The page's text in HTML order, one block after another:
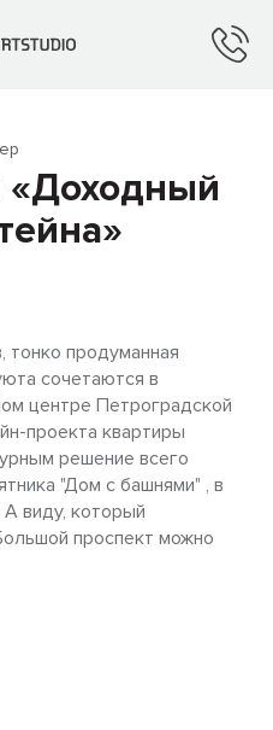
«Доходный
тонко продуманная
сочетаются в
центре Петроградской
проекта квартиры
решение всего
"Дом с башнями" , в
виду, который
проспект можно